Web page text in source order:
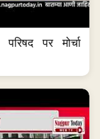
पर मोर्चा